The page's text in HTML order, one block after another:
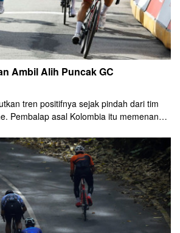
Ambil Alih Puncak GC
tren positifnya sejak pindah dari tim
Pembalap asal Kolombia itu memenangi